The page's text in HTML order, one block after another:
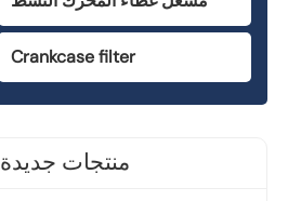
Crankcase filter
منتجات جديدة